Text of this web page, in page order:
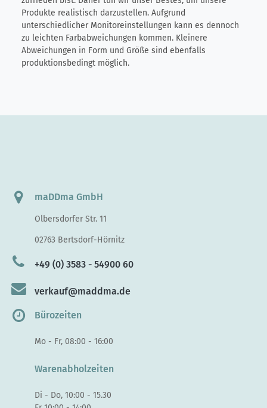
Produkte realistisch darzustellen. Aufgrund
unterschiedlicher Monitoreinstellungen kann es dennoch
zu leichten Farbabweichungen kommen. Kleinere
Abweichungen in Form und Größe sind ebenfalls
produktionsbedingt möglich.
maDDma GmbH
Olbersdorfer Str. 11
02763 Bertsdorf-Hörnitz
+49 (0) 3583 - 54900 60
verkauf@maddma.de
Bürozeiten
Mo - Fr, 08:00 - 16:00
Warenabholzeiten
Di - Do, 10:00 - 15.30